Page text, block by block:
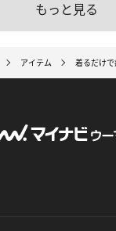
もっと見る
アイテム 着るだけ